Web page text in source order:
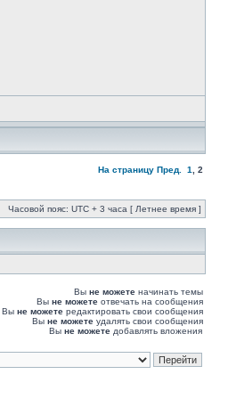
На страницу Пред. 1 2
Часовой пояс: UTC + 3 часа [ Летнее время ]
Вы не можете начинать темы
Вы не можете отвечать на сообщения
Вы не можете редактировать свои сообщения
Вы не можете удалять свои сообщения
Вы не можете добавлять вложения